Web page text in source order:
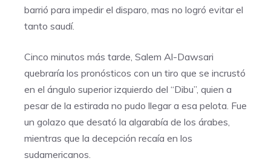
barrió para impedir el disparo, mas no logró evitar el
tanto saudí.
Cinco minutos más tarde, Salem Al-Dawsari
quebraría los pronósticos con un tiro que se incrustó
en el ángulo superior izquierdo del “Dibu”, quien a
pesar de la estirada no pudo llegar a esa pelota. Fue
un golazo que desató la algarabía de los árabes,
mientras que la decepción recaía en los
sudamericanos.